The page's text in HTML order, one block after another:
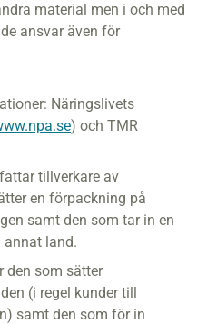
material men i och med
ansvar även för
Näringslivets
) och TMR
tillverkare av
en förpackning på
samt den som tar in en
annat land.
den som sätter
(i regel kunder till
samt den som för in